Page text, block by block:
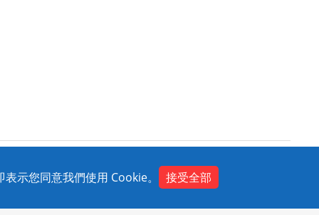
示您同意我們使用 Cookie。 接受全部